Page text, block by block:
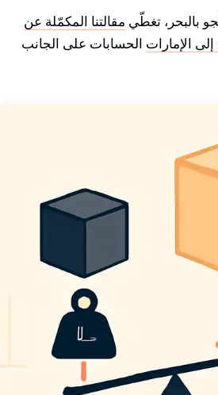
بالبحر، تغطّي مقالتنا المكمّلة عن
الإمارات الحسابات على الجانب